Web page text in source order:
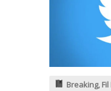
Breaking,